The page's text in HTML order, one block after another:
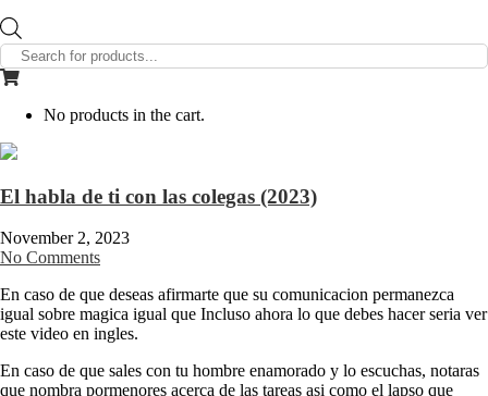
search
No products in the cart.
El habla de ti con las colegas (2023)
November 2, 2023
No Comments
En caso de que deseas afirmarte que su comunicacion permanezca
igual sobre magica igual que Incluso ahora lo que debes hacer seri­a ver
este video en ingles.
En caso de que sales con tu hombre enamorado y lo escuchas, notaras
que nombra pormenores acerca de las tareas asi­ como el lapso que